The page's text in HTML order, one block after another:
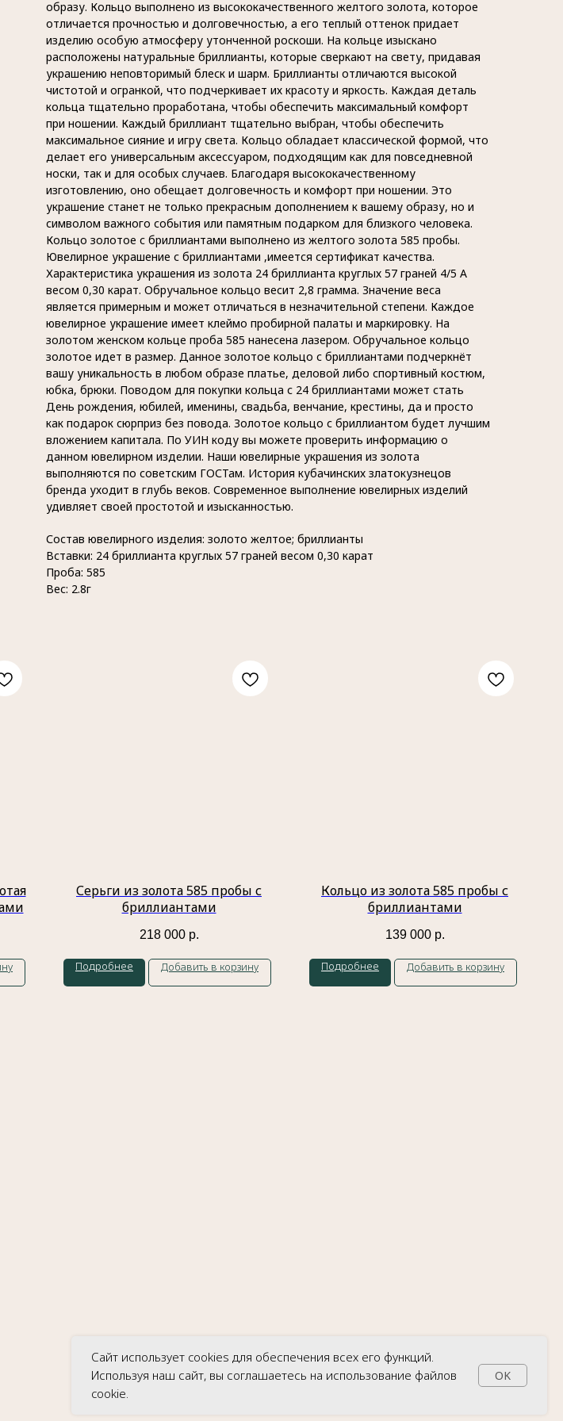
образу. Кольцо выполнено из высококачественного желтого золота, которое
отличается прочностью и долговечностью, а его теплый оттенок придает
изделию особую атмосферу утонченной роскоши. На кольце изыскано
расположены натуральные бриллианты, которые сверкают на свету, придавая
украшению неповторимый блеск и шарм. Бриллианты отличаются высокой
чистотой и огранкой, что подчеркивает их красоту и яркость. Каждая деталь
кольца тщательно проработана, чтобы обеспечить максимальный комфорт
при ношении. Каждый бриллиант тщательно выбран, чтобы обеспечить
максимальное сияние и игру света. Кольцо обладает классической формой, что
делает его универсальным аксессуаром, подходящим как для повседневной
носки, так и для особых случаев. Благодаря высококачественному
изготовлению, оно обещает долговечность и комфорт при ношении. Это
украшение станет не только прекрасным дополнением к вашему образу, но и
символом важного события или памятным подарком для близкого человека.
Кольцо золотое с бриллиантами выполнено из желтого золота 585 пробы.
Ювелирное украшение с бриллиантами ,имеется сертификат качества.
Характеристика украшения из золота 24 бриллианта круглых 57 граней 4/5 А
весом 0,30 карат. Обручальное кольцо весит 2,8 грамма. Значение веса
является примерным и может отличаться в незначительной степени. Каждое
ювелирное украшение имеет клеймо пробирной палаты и маркировку. На
золотом женском кольце проба 585 нанесена лазером. Обручальное кольцо
золотое идет в размер. Данное золотое кольцо с бриллиантами подчеркнёт
вашу уникальность в любом образе платье, деловой либо спортивный костюм,
юбка, брюки. Поводом для покупки кольца с 24 бриллиантами может стать
День рождения, юбилей, именины, свадьба, венчание, крестины, да и просто
как подарок сюрприз без повода. Золотое кольцо с бриллиантом будет лучшим
вложением капитала. По УИН коду вы можете проверить информацию о
данном ювелирном изделии. Наши ювелирные украшения из золота
выполняются по советским ГОСТам. История кубачинских златокузнецов
бренда уходит в глубь веков. Современное выполнение ювелирных изделий
удивляет своей простотой и изысканностью.
Состав ювелирного изделия: золото желтое; бриллианты
Вставки: 24 бриллианта круглых 57 граней весом 0,30 карат
Проба: 585
Вес: 2.8г
Серьги из золота 585 пробы с
бриллиантами
218 000 р.
Подробнее Добавить в корзину
Кольцо из золота 585 пробы с
бриллиантами
139 000 р.
Подробнее Добавить в корзину
Сайт использует cookies для обеспечения всех его функций.
Используя наш сайт, вы соглашаетесь на использование файлов
cookie.
OK